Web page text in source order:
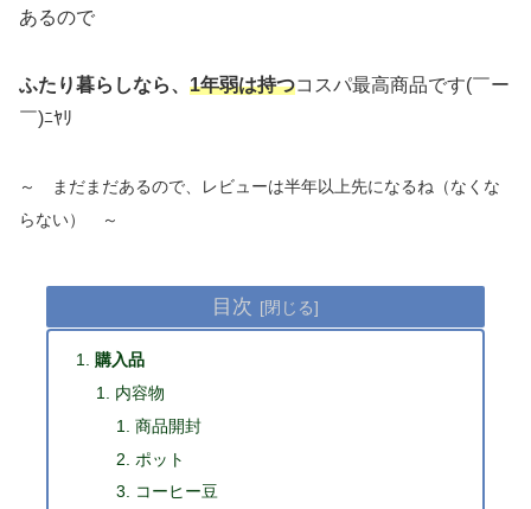
あるので
ふたり暮らしなら、 1年弱は持つコスパ最高商品です(￣ー
￣)ﾆﾔﾘ
～ まだまだあるので、レビューは半年以上先になるね（なくな
らない） ～
目次
購入品
内容物
商品開封
ポット
コーヒー豆